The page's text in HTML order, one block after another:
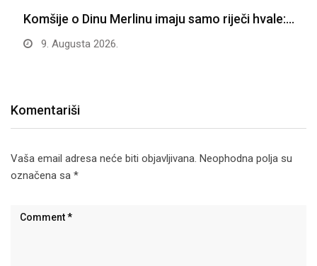
Komšije o Dinu Merlinu imaju samo riječi hvale:…
9. Augusta 2026.
Komentariši
Vaša email adresa neće biti objavljivana. Neophodna polja su
označena sa *